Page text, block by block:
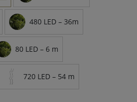
480 LED – 36m
80 LED – 6 m
720 LED – 54 m